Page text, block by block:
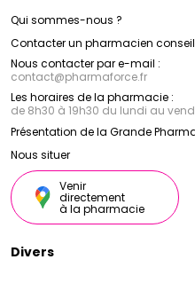
Qui sommes-nous ?
Contacter un pharmacien conseil
Nous contacter par e-mail :
contact@pharmaforce.fr
Les horaires de la pharmacie :
de 8h30 à 19h30 du lundi au
Présentation de la Grande
Nous situer
Venir
directement
à la pharmacie
Divers